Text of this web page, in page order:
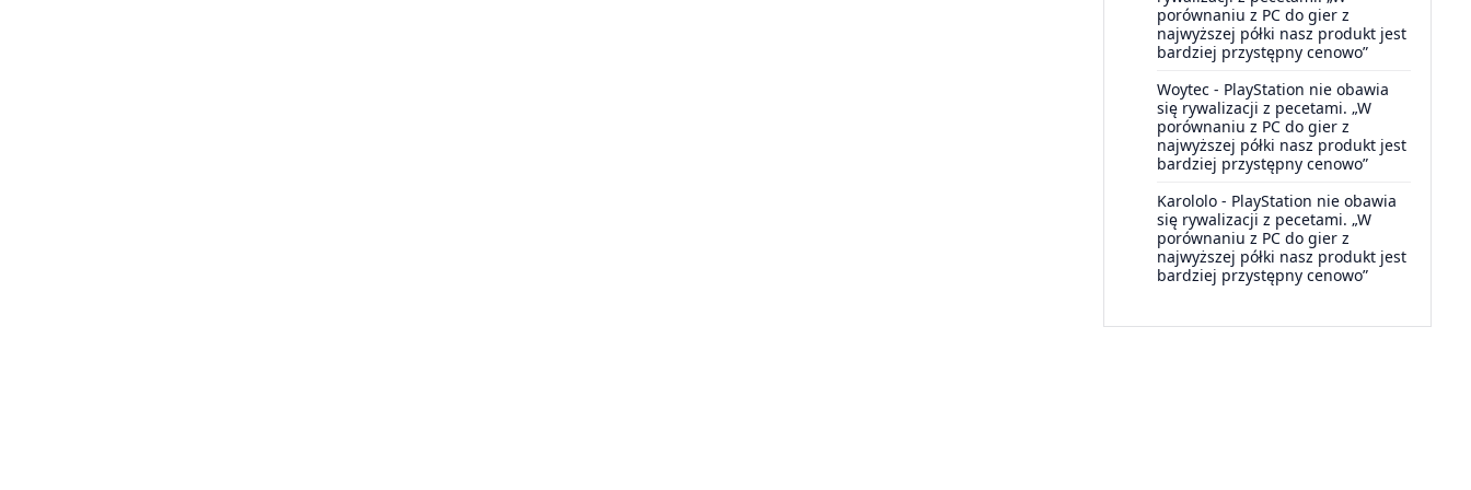
porównaniu z PC do gier z
najwyższej półki nasz produkt jest
bardziej przystępny cenowo”
Woytec - PlayStation nie obawia
się rywalizacji z pecetami. „W
porównaniu z PC do gier z
najwyższej półki nasz produkt jest
bardziej przystępny cenowo”
Karololo - PlayStation nie obawia
się rywalizacji z pecetami. „W
porównaniu z PC do gier z
najwyższej półki nasz produkt jest
bardziej przystępny cenowo”